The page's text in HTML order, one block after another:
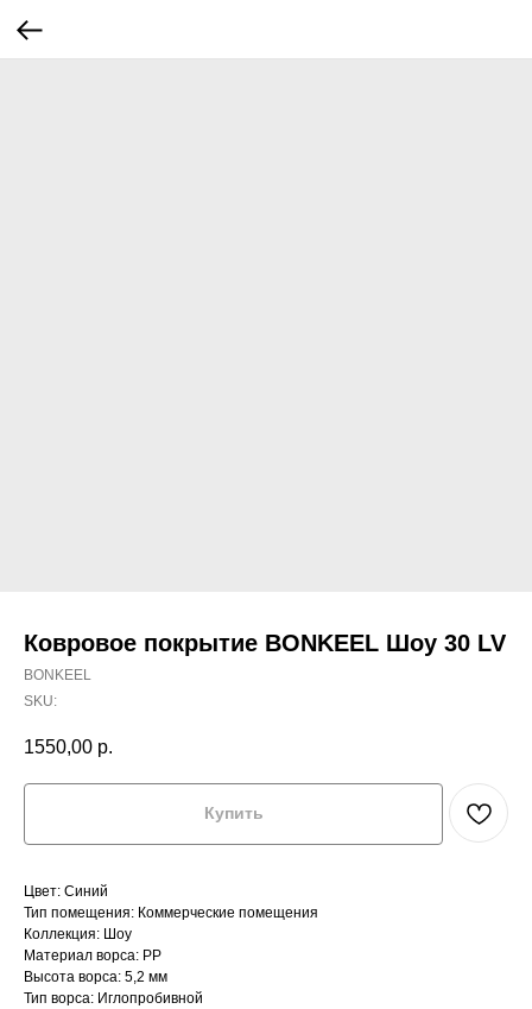
Ковровое покрытие BONKEEL Шоу 30 LV
BONKEEL
SKU:
1550,00 р.
Купить
Цвет: Синий
Тип помещения: Коммерческие помещения
Коллекция: Шоу
Материал ворса: PP
Высота ворса: 5,2 мм
Тип ворса: Иглопробивной